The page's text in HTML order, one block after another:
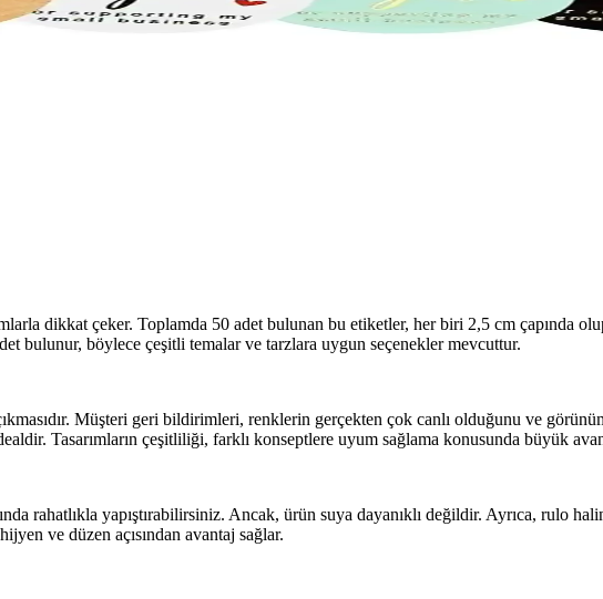
dikkat çeker. Toplamda 50 adet bulunan bu etiketler, her biri 2,5 cm çapında
bulunur, böylece çeşitli temalar ve tarzlara uygun seçenekler mevcuttur.
Müşteri geri bildirimleri, renklerin gerçekten çok canlı olduğunu ve
Tasarımların çeşitliliği, farklı konseptlere uyum sağlama konusunda büyük
rahatlıkla yapıştırabilirsiniz. Ancak, ürün suya dayanıklı değildir. Ayrıca, rulo
ve düzen açısından avantaj sağlar.